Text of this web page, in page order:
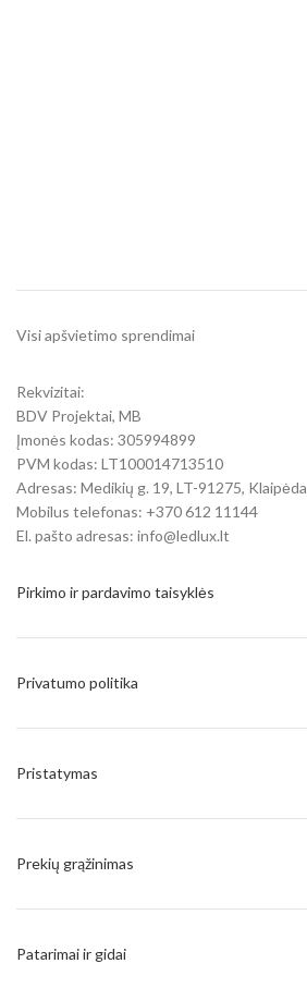
Visi apšvietimo sprendimai
Rekvizitai:
BDV Projektai, MB
Įmonės kodas: 305994899
PVM kodas: LT100014713510
Adresas: Medikių g. 19, LT-91275, Klaipėda
Mobilus telefonas: +370 612 11144
El. pašto adresas: info@ledlux.lt
Pirkimo ir pardavimo taisyklės
Privatumo politika
Pristatymas
Prekių grąžinimas
Patarimai ir gidai